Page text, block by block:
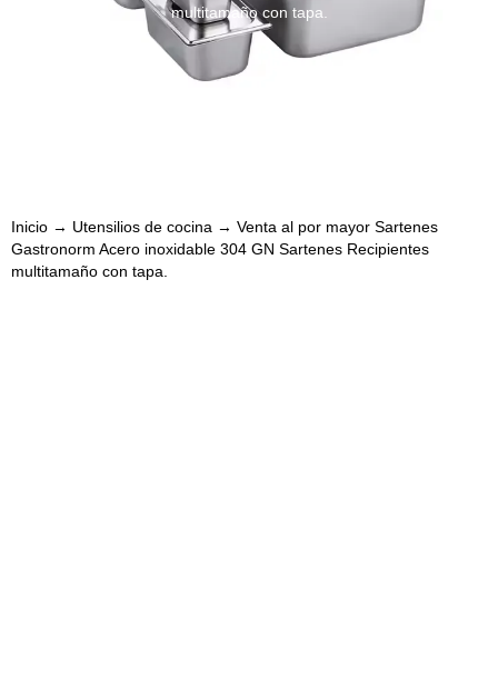
multitamaño con tapa.
Inicio → Utensilios de cocina → Venta al por mayor Sartenes
Gastronorm Acero inoxidable 304 GN Sartenes Recipientes
multitamaño con tapa.